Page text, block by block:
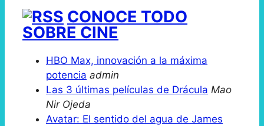
CONOCE TODO
SOBRE CINE
HBO Max, innovación a la máxima
potencia admin
Las 3 últimas películas de Drácula Mao
Nir Ojeda
Avatar: El sentido del agua de James